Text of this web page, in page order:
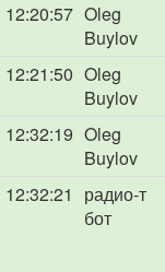
12:20:57 Oleg
Buylov
12:21:50 Oleg
Buylov
12:32:19 Oleg
Buylov
12:32:21
радио-т
бот